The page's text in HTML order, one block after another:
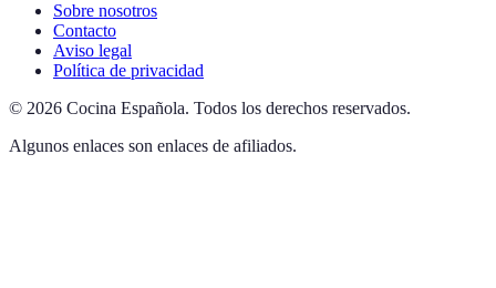
Sobre nosotros
Contacto
Aviso legal
Política de privacidad
© 2026 Cocina Española. Todos los derechos reservados.
Algunos enlaces son enlaces de afiliados.